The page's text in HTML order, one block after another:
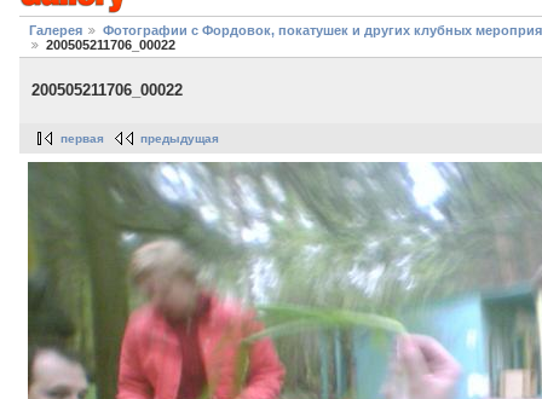
Галерея
Фотографии с Фордовок, покатушек и других клубных
200505211706_00022
200505211706_00022
первая предыдущая